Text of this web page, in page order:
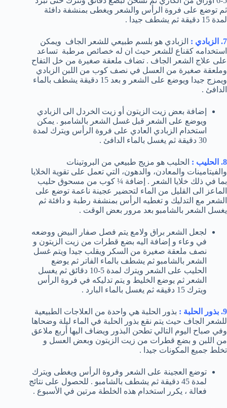
ثم توضع على فروة الرأس والشعر ويغطى بمنشفة دافئة
لمدة 15 دقيقة ثم يشطف جيدا .
7. الزبادي :
الزبادي هو بلسم طبيعي للشعر الجاف ويمكن
استخدامه كقناع للشعر حيث ان له خصائص مرطبة تساعد
على علاج الشعر الجاف . تضاف ملعقة صغيرة من خل التفاح
وملعقة صغيرة من العسل في نصف كوب من اللبن الزبادي
ويمزج جيدا ويوضع على الشعر و بعد 15 دقيقة يشطف بالماء
الدافئ .
إضافة بعض زيت الزيتون أو زيت الخردل الى الزبادي
ويوضع على الشعر قبل غسل الشعر بالشامبو . يمكن
استخدام الزبادي العادي على فروة الرأس ويترك لمدة
30 دقيقة ثم يغسل بالماء الدافئ .
8. الحليب :
الحليب هو مزيج طبيعي من البروتينات
والفيتامينات والمعادن، والدهون، التي تعمل على تقوية الخلايا
بما في ذلك خلايا الشعر . إضافة ¼ كوب من مسحوق حليب
الماعز الى القليل من الماء لتحضير عجينة ناعمة توضع على
الشعر مع التدليك و تغطيه الرأس بمنشفة رطبة و دافئة ثم
يغسل الشعر بالشامبو بعد مرور بعض الوقت .
لجعل الشعر براق ولامع يتم فصل صفار البيض ووضعه
في وعاء و إضافة اليه بضع قطرات من زيت الزيتون و
نصف ملعقة صغيرة من السكر ويقلب جيدا ويتم غسل
الشعر بالشامبو ثم يشطف بالماء الفاتر ثم يوضع
الحليب على الشعر ويترك لمدة 5-10 دقائق ثم يغسل
الشعر ثم يوضع الخليط و يتم تدليكه في فروة الرأس
ويترك 15 دقيقه ثم يغسل بالماء البارد .
9. بذور الحلبة :
بذور الحلبة هي واحدة من العلاجات الطبيعية
للشعر الجاف حيث يتم نقع بذور الحلبة في الماء ليلة وضحاها
وفي صباح اليوم التالي تطحن البذور ويضاف اليها أربع ملاعق
من اللبن و بضع قطرات من زيت الزيتون وبعض العسل و
تخلط جميع المكونات جيدا .
توضع العجينة على الشعر وفروة الرأس ويغطى ويترك
لمدة 45 دقيقة ثم يشطف بالشامبو . للحصول على نتائج
فعالة ، يكرر استخدام هذه الخلطة مرتين في الأسبوع .